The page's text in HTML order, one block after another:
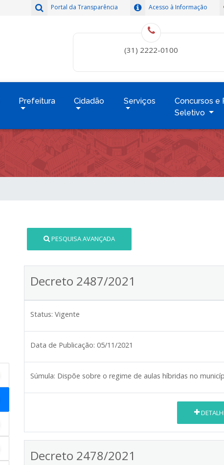
Acesso à Informação
Portal da Transparência
(31) 2222-0100
Prefeitura Cidadão Serviços
Concursos e
Seletivo
PESQUISA AVANÇADA
Decreto 2487/2021
Status: Vigente
Data de Publicação: 05/11/2021
Súmula: Dispõe sobre o regime de aulas híbridas no
Decreto 2478/2021